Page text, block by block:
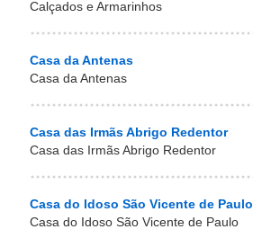
Calçados e Armarinhos
Casa da Antenas
Casa da Antenas
Casa das Irmãs Abrigo Redentor
Casa das Irmãs Abrigo Redentor
Casa do Idoso São Vicente de Paulo
Casa do Idoso São Vicente de Paulo